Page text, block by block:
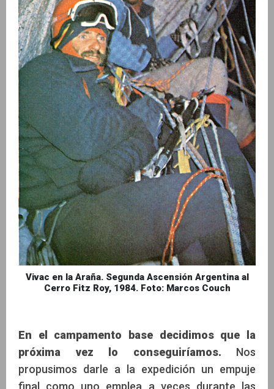
Vivac en la Araña. Segunda Ascensión Argentina al
Cerro Fitz Roy, 1984. Foto: Marcos Couch
En el campamento base decidimos que la
próxima vez lo conseguiríamos. Nos
propusimos darle a la expedición un empuje
final como uno emplea a veces durante las